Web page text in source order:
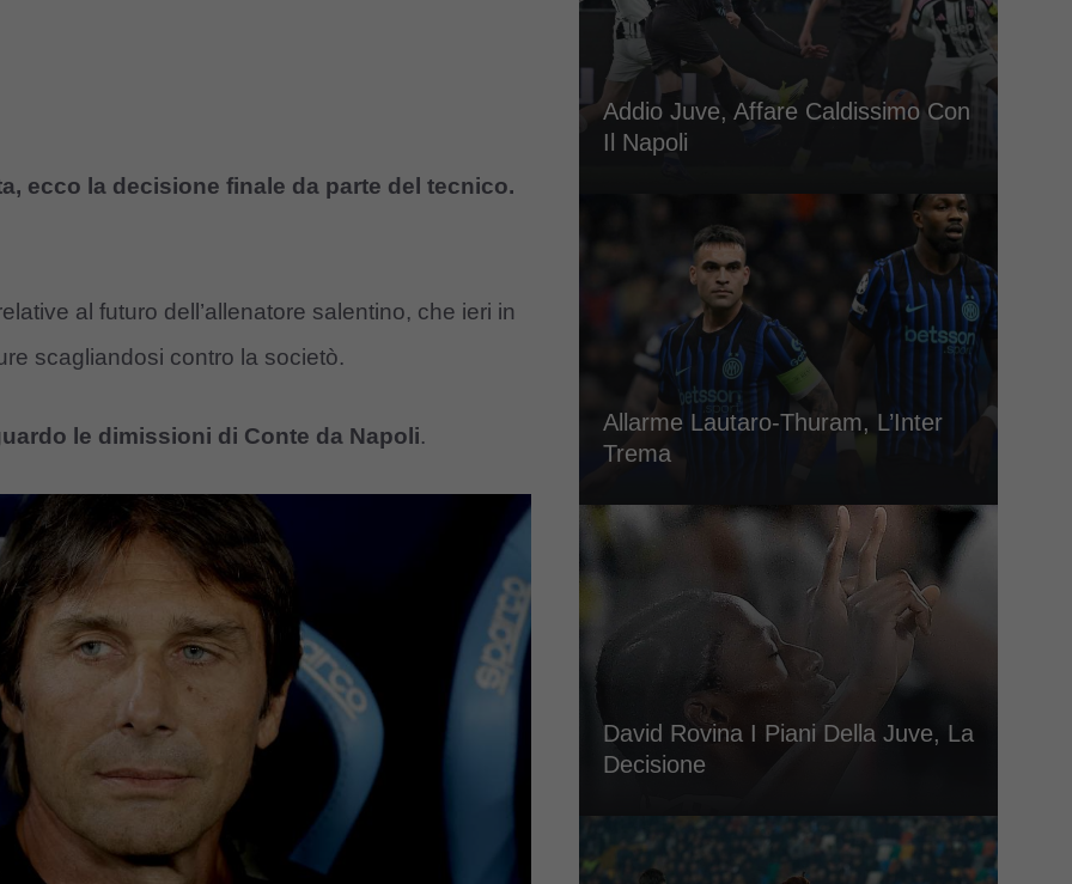
ecco la decisione finale da parte del tecnico.
al futuro dell’allenatore salentino, che ieri in
scagliandosi contro la societò.
le dimissioni di Conte da Napoli.
Addio Juve, Affare Caldissimo Con
Il Napoli
Allarme Lautaro-Thuram, L’Inter
Trema
David Rovina I Piani Della Juve, La
Decisione